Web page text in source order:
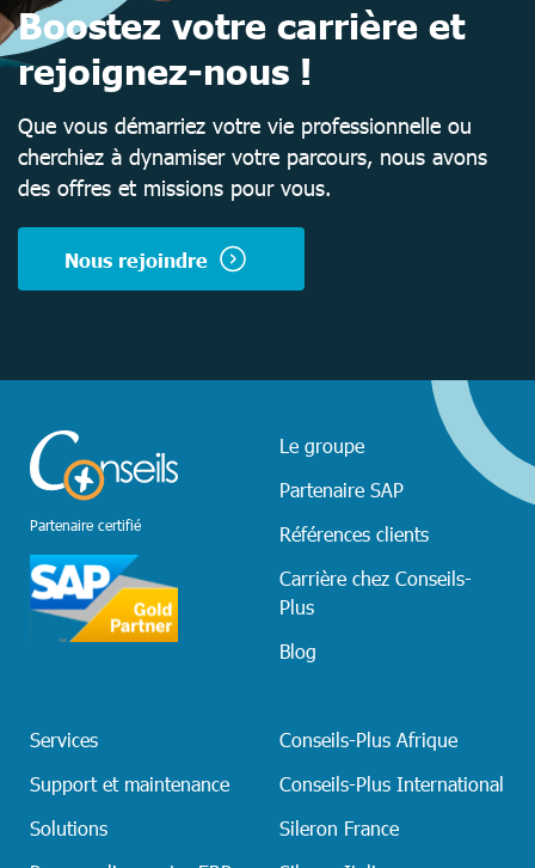
Boostez votre carrière et
rejoignez-nous !
Que vous démarriez votre vie professionnelle ou
cherchiez à dynamiser votre parcours, nous avons
des offres et missions pour vous.
Nous rejoindre
Partenaire certifié
Le groupe
Partenaire SAP
Références clients
Carrière chez Conseils-
Plus
Blog
Services
Support et maintenance
Solutions
Conseils-Plus Afrique
Conseils-Plus International
Sileron France